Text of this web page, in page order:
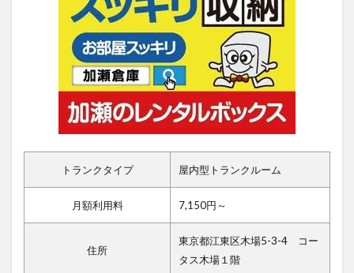
トランクタイプ 屋内型トランクルーム
月額利用料 7,150円～
住所
東京都江東区木場5-3-4 コー
タス木場１階